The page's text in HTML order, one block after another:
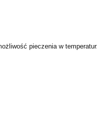
pieczenia w